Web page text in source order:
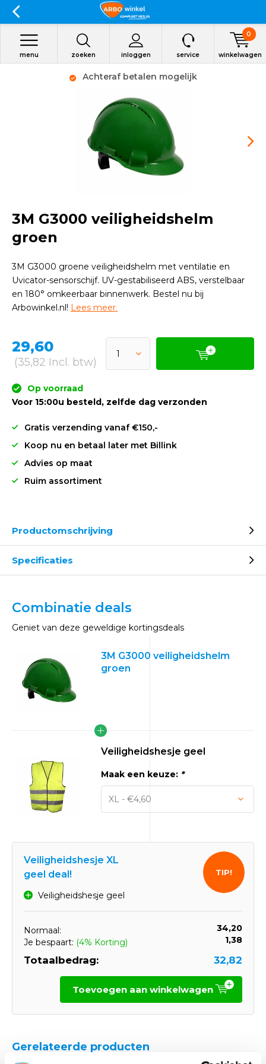
zoeken inloggen
menu service winkelwagen
0
Achteraf betalen mogelijk
3M G3000 veiligheidshelm
groen
3M G3000 groene veiligheidshelm met ventilatie en
Uvicator-sensorschijf. UV-gestabiliseerd ABS, verstelbaar
en 180° omkeerbaar binnenwerk. Bestel nu bij
Arbowinkel.nl! Lees meer.
29,60
(35,82 Incl. btw)
Op voorraad
Voor 15:00u besteld, zelfde dag verzonden
Gratis verzending vanaf €150,-
Koop nu en betaal later met Billink
Advies op maat
Ruim assortiment
Productomschrijving
Specificaties
Combinatie deals
Geniet van deze geweldige kortingsdeals
3M G3000 veiligheidshelm
groen
Veiligheidshesje geel
Maak een keuze: *
Veiligheidshesje XL
geel deal!
Veiligheidshesje geel
Normaal:
34,20
Je bespaart: (4% Korting) 1,38
Totaalbedrag: 32,82
TIP!
Toevoegen aan winkelwagen
Gerelateerde producten